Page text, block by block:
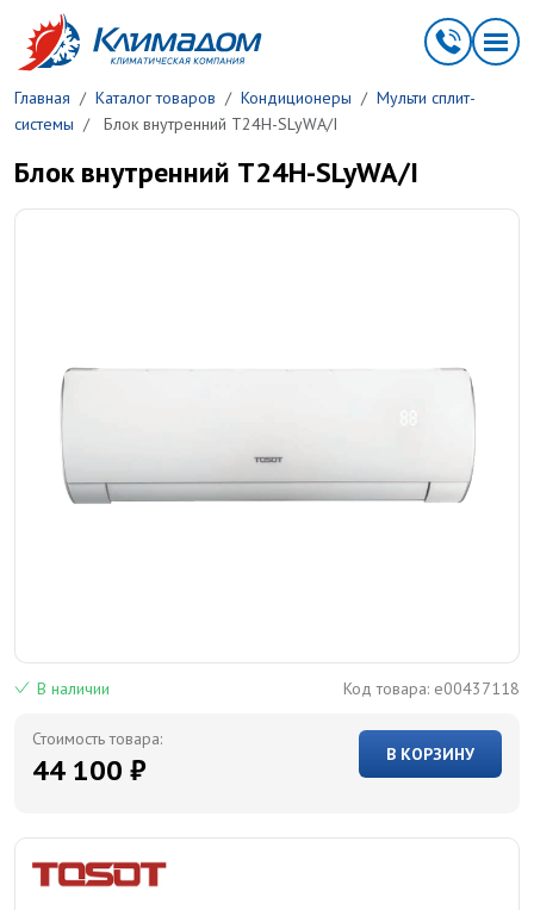
Перейти к основному содержанию
Главная Каталог товаров Кондиционеры
Мульти сплит-
системы
Блок внутренний T24H-SLyWA/I
Блок внутренний T24H-SLyWA/I
В наличии Код товара: e00437118
В КОРЗИНУ
Стоимость товара:
44 100 ₽